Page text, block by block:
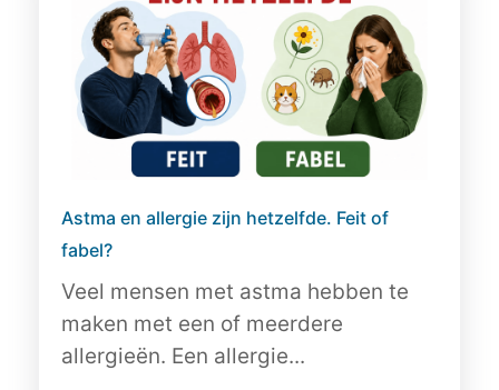
Astma en allergie zijn hetzelfde. Feit of
fabel?
Veel mensen met astma hebben te
maken met een of meerdere
allergieën. Een allergie...